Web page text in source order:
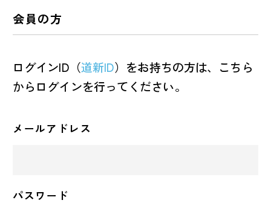
会員の方
ログインID（道新ID）をお持ちの方は、こちら
からログインを行ってください。
メールアドレス
パスワード